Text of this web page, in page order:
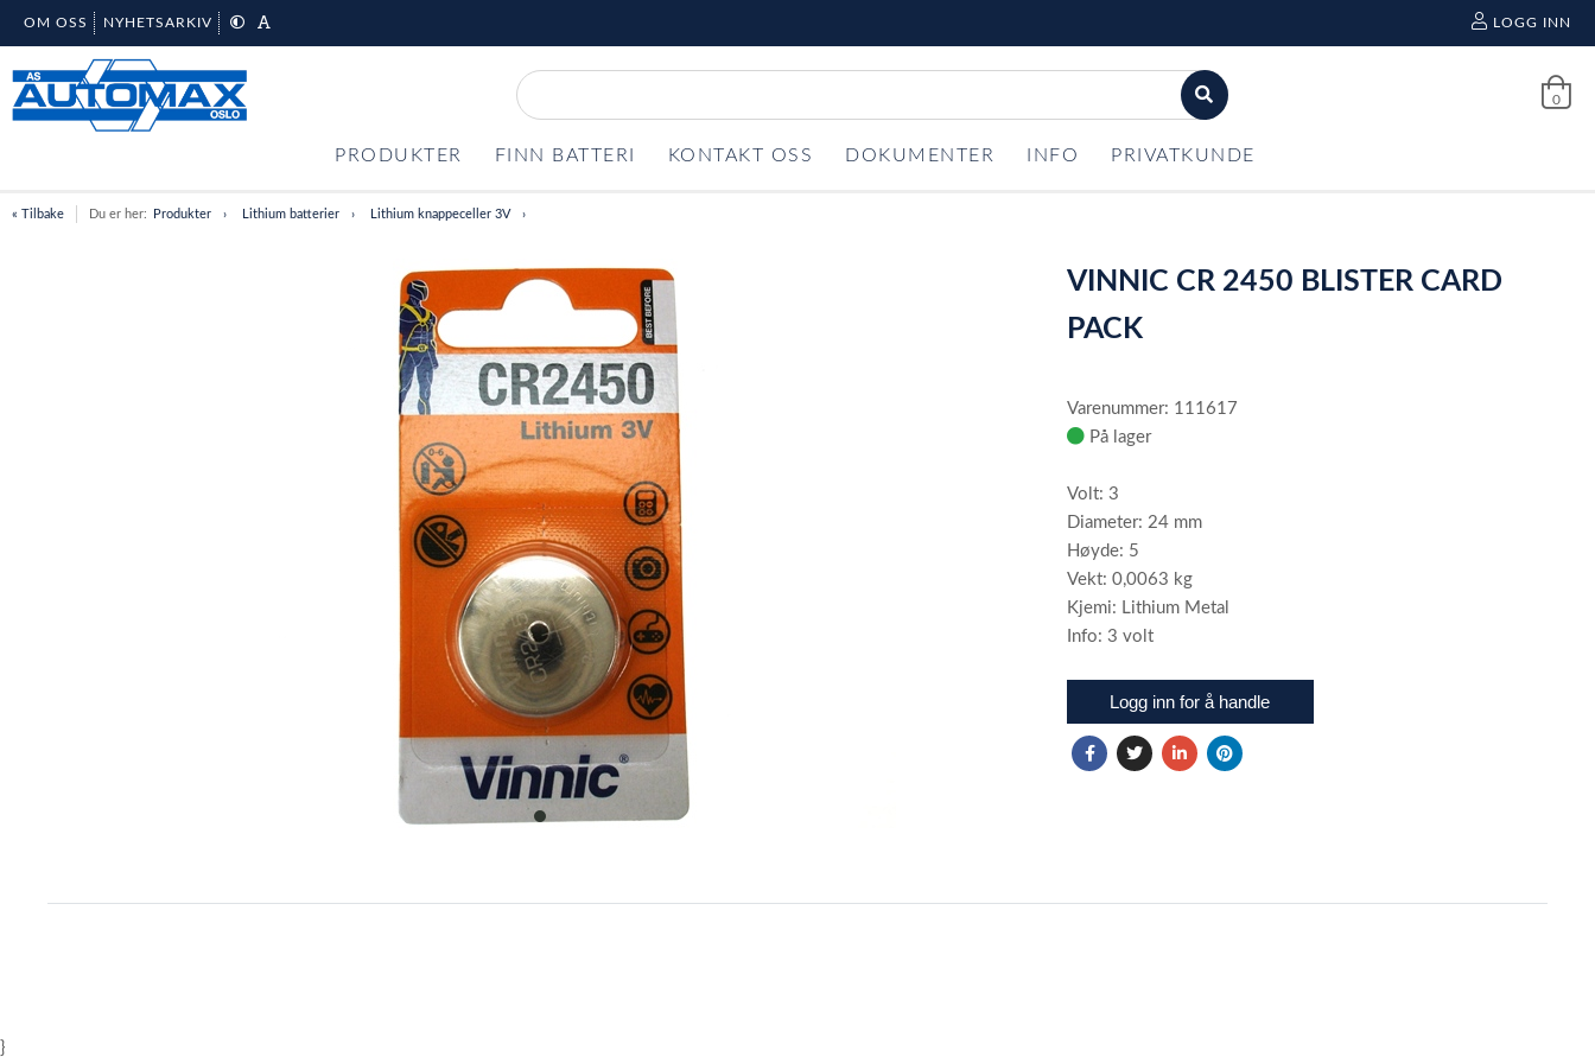
OM OSS NYHETSARKIV LOGG INN
0
PRODUKTER FINN BATTERI KONTAKT OSS DOKUMENTER INFO PRIVATKUNDE
« Tilbake Du er her: Produkter Lithium batterier Lithium knappeceller 3V
item
of
VINNIC CR 2450 BLISTER CARD
PACK
Varenummer: 111617
På lager
Volt: 3
Diameter: 24 mm
Høyde: 5
Vekt: 0,0063 kg
Kjemi: Lithium Metal
Info: 3 volt
Logg inn for å handle
}